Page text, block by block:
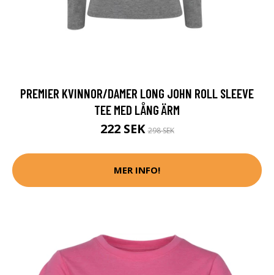
PREMIER KVINNOR/DAMER LONG JOHN ROLL SLEEVE
TEE MED LÅNG ÄRM
222 SEK298 SEK
MER INFO!